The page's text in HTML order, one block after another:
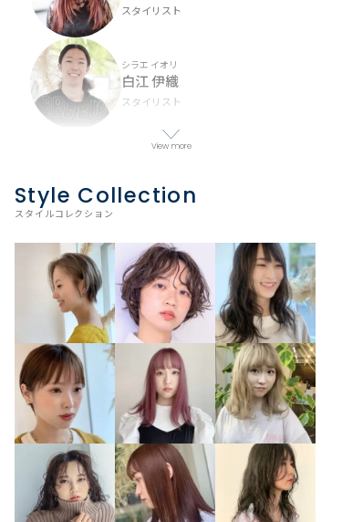
スタイリスト
シラエ イオリ
白江 伊織
スタイリスト
View more
Style Collection
スタイルコレクション